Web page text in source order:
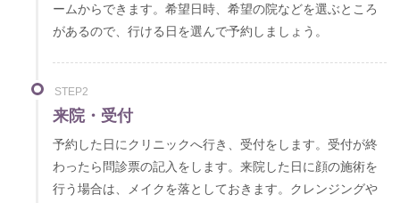
ームからできます。希望日時、希望の院などを選ぶところ
があるので、行ける日を選んで予約しましょう。
STEP2
来院・受付
予約した日にクリニックへ行き、受付をします。受付が終
わったら問診票の記入をします。来院した日に顔の施術を
行う場合は、メイクを落としておきます。クレンジングや